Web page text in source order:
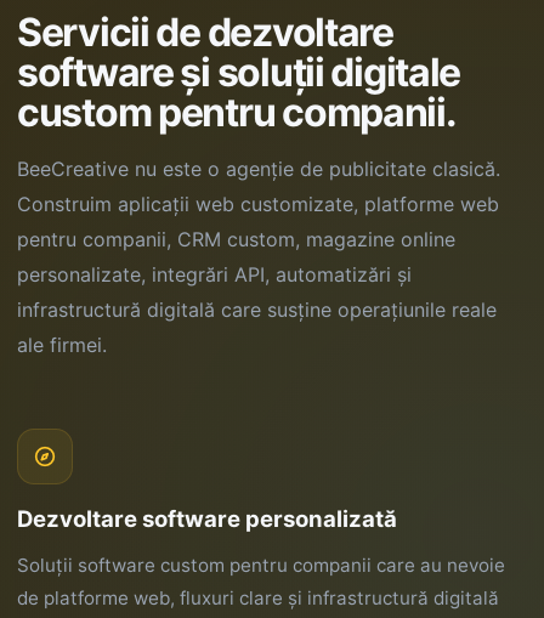
Servicii de dezvoltare
software și soluții digitale
custom pentru companii.
BeeCreative nu este o agenție de publicitate clasică.
Construim aplicații web customizate, platforme web
pentru companii, CRM custom, magazine online
personalizate, integrări API, automatizări și
infrastructură digitală care susține operațiunile reale
ale firmei.
Dezvoltare software personalizată
Soluții software custom pentru companii care au nevoie
de platforme web, fluxuri clare și infrastructură digitală